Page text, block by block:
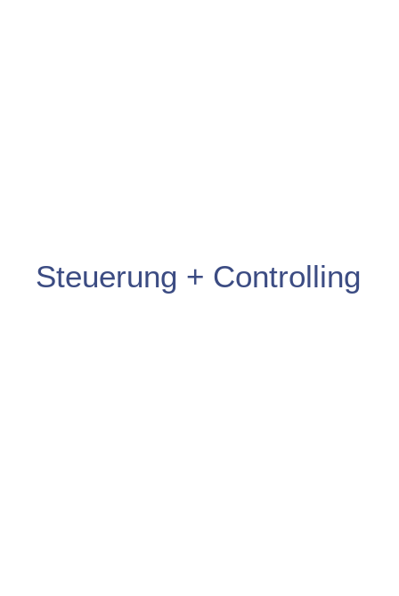
Steuerung + Controlling